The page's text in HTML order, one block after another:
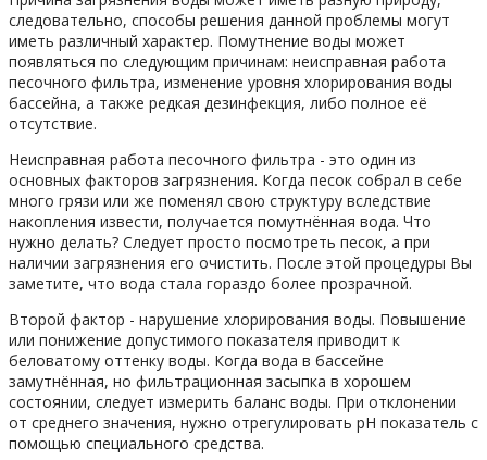
следовательно, способы решения данной проблемы могут
иметь различный характер. Помутнение воды может
появляться по следующим причинам: неисправная работа
песочного фильтра, изменение уровня хлорирования воды
бассейна, а также редкая дезинфекция, либо полное её
отсутствие.
Неисправная работа песочного фильтра - это один из
основных факторов загрязнения. Когда песок собрал в себе
много грязи или же поменял свою структуру вследствие
накопления извести, получается помутнённая вода. Что
нужно делать? Следует просто посмотреть песок, а при
наличии загрязнения его очистить. После этой процедуры Вы
заметите, что вода стала гораздо более прозрачной.
Второй фактор - нарушение хлорирования воды. Повышение
или понижение допустимого показателя приводит к
беловатому оттенку воды. Когда вода в бассейне
замутнённая, но фильтрационная засыпка в хорошем
состоянии, следует измерить баланс воды. При отклонении
от среднего значения, нужно отрегулировать рН показатель с
помощью специального средства.